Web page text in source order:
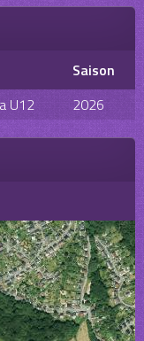
Saison
U12 2026